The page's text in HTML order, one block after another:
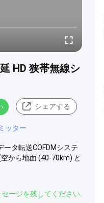
HD 狭帯無線シ
シェアする
ッター
ータ転送COFDMシステ
から地面 (40-70km) と
セージを残してください.